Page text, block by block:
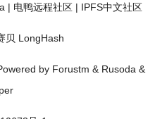
| 电鸭远程社区| IPFS中文社区
贝 LongHash
by Forustm & Rusoda &